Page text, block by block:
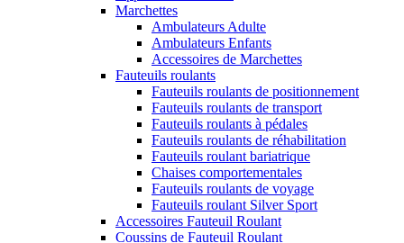
Marchettes
Ambulateurs Adulte
Ambulateurs Enfants
Accessoires de Marchettes
Fauteuils roulants
Fauteuils roulants de positionnement
Fauteuils roulants de transport
Fauteuils roulants à pédales
Fauteuils roulants de réhabilitation
Fauteuils roulant bariatrique
Chaises comportementales
Fauteuils roulants de voyage
Fauteuils roulant Silver Sport
Accessoires Fauteuil Roulant
Coussins de Fauteuil Roulant